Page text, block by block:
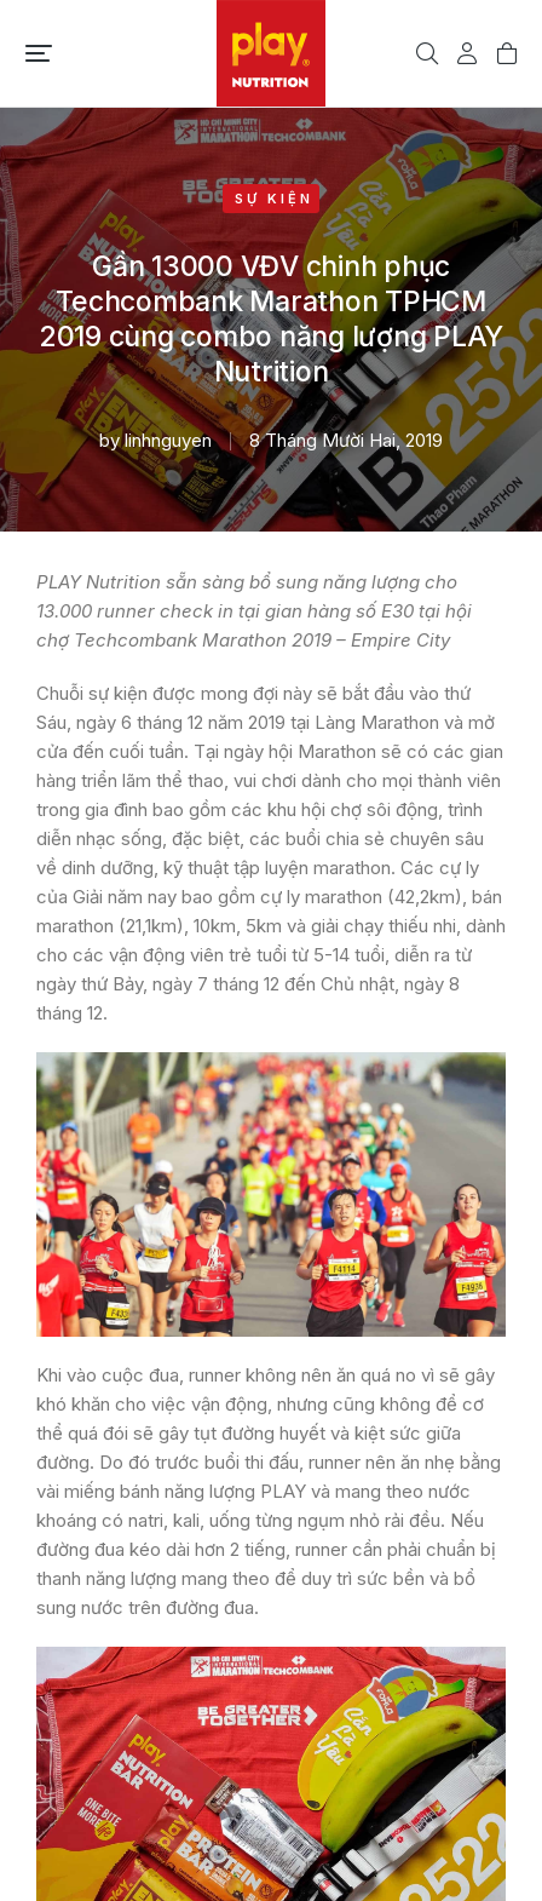
SỰ KIỆN
Gần 13000 VĐV chinh phục
Techcombank Marathon TPHCM
2019 cùng combo năng lượng PLAY
Nutrition
bylinhnguyen 8 Tháng Mười Hai, 2019
PLAY Nutrition sẵn sàng bổ sung năng lượng cho
13.000 runner check in tại gian hàng số E30 tại hội
chợ Techcombank Marathon 2019 – Empire City
Chuỗi sự kiện được mong đợi này sẽ bắt đầu vào thứ
Sáu, ngày 6 tháng 12 năm 2019 tại Làng Marathon và mở
cửa đến cuối tuần. Tại ngày hội Marathon sẽ có các gian
hàng triển lãm thể thao, vui chơi dành cho mọi thành viên
trong gia đình bao gồm các khu hội chợ sôi động, trình
diễn nhạc sống, đặc biệt, các buổi chia sẻ chuyên sâu
về dinh dưỡng, kỹ thuật tập luyện marathon. Các cự ly
của Giải năm nay bao gồm cự ly marathon (42,2km), bán
marathon (21,1km), 10km, 5km và giải chạy thiếu nhi, dành
cho các vận động viên trẻ tuổi từ 5-14 tuổi, diễn ra từ
ngày thứ Bảy, ngày 7 tháng 12 đến Chủ nhật, ngày 8
tháng 12.
Khi vào cuộc đua, runner không nên ăn quá no vì sẽ gây
khó khăn cho việc vận động, nhưng cũng không để cơ
thể quá đói sẽ gây tụt đường huyết và kiệt sức giữa
đường. Do đó trước buổi thi đấu, runner nên ăn nhẹ bằng
vài miếng bánh năng lượng PLAY và mang theo nước
khoáng có natri, kali, uống từng ngụm nhỏ rải đều. Nếu
đường đua kéo dài hơn 2 tiếng, runner cần phải chuẩn bị
thanh năng lượng mang theo để duy trì sức bền và bổ
sung nước trên đường đua.